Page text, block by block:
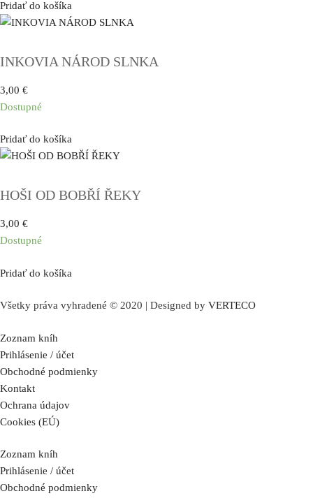
Pridať do košíka
INKOVIA NÁROD SLNKA
3,00 €
Dostupné
Pridať do košíka
HOŠI OD BOBŘÍ ŘEKY
3,00 €
Dostupné
Pridať do košíka
Všetky práva vyhradené © 2020 | Designed by VERTECO
Zoznam kníh
Prihlásenie / účet
Obchodné podmienky
Kontakt
Ochrana údajov
Cookies (EÚ)
Zoznam kníh
Prihlásenie / účet
Obchodné podmienky